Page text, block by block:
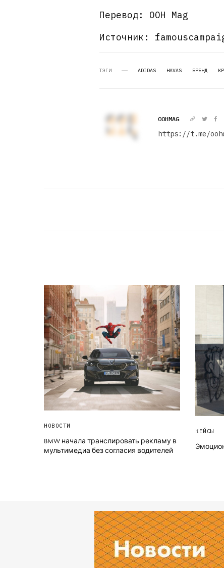
Перевод: OOH Mag
Источник:
ТЭГИ ADIDAS HAVAS БРЕНД
OOHMAG
https://t.me/
НОВОСТИ
BMW начала транслировать рекламу в
мультимедиа без согласия водителей
КЕЙСЫ